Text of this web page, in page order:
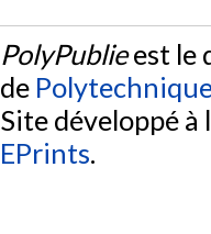
PolyPublieest le
de
Site développé
EPrints.